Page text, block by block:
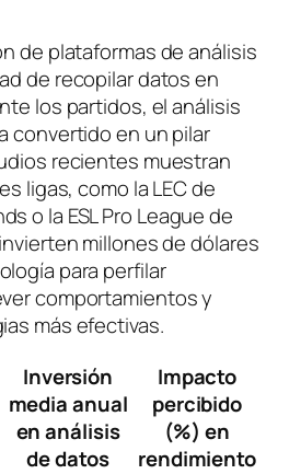
de plataformas de análisis
de recopilar datos en
los partidos, el análisis
convertido en un pilar
recientes muestran
ligas, como la LEC de
o la ESL Pro League de
millones de dólares
para perfilar
comportamientos y
más efectivas.
Inversión
media anual
en análisis
de datos
Impacto
percibido
(%) en
rendimiento